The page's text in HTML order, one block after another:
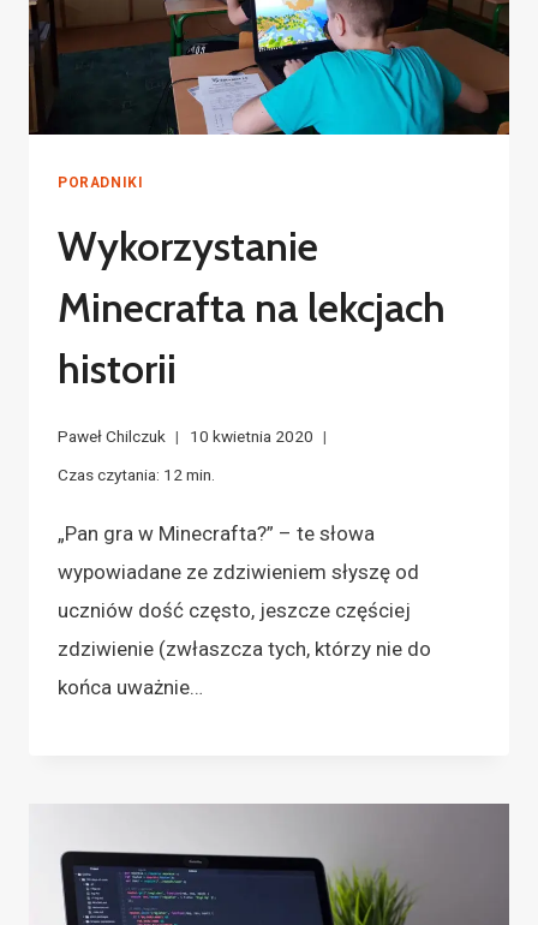
PORADNIKI
Wykorzystanie
Minecrafta na lekcjach
historii
Paweł Chilczuk
10 kwietnia 2020
Czas czytania: 12 min.
„Pan gra w Minecrafta?” – te słowa
wypowiadane ze zdziwieniem słyszę od
uczniów dość często, jeszcze częściej
zdziwienie (zwłaszcza tych, którzy nie do
końca uważnie…